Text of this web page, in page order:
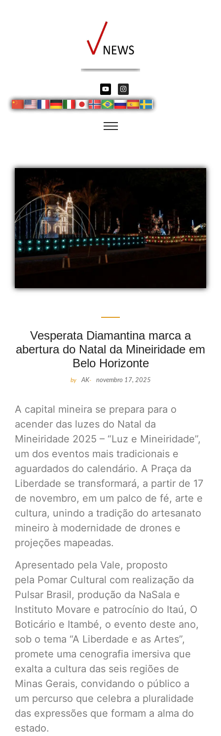
Vesperata Diamantina marca a
abertura do Natal da Mineiridade em
Belo Horizonte
by AK- novembro 17, 2025
A capital mineira se prepara para o
acender das luzes do Natal da
Mineiridade 2025 – “Luz e Mineiridade”,
um dos eventos mais tradicionais e
aguardados do calendário. A Praça da
Liberdade se transformará, a partir de 17
de novembro, em um palco de fé, arte e
cultura, unindo a tradição do artesanato
mineiro à modernidade de drones e
projeções mapeadas.
Apresentado pela Vale, proposto
pela Pomar Cultural com realização da
Pulsar Brasil, produção da NaSala e
Instituto Movare e patrocínio do Itaú, O
Boticário e Itambé, o evento deste ano,
sob o tema “A Liberdade e as Artes”,
promete uma cenografia imersiva que
exalta a cultura das seis regiões de
Minas Gerais, convidando o público a
um percurso que celebra a pluralidade
das expressões que formam a alma do
estado.